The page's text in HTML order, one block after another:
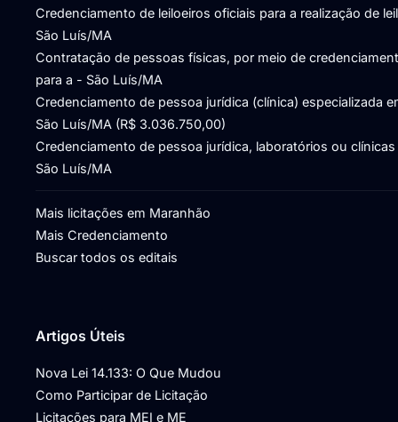
Credenciamento de leiloeiros oficiais para a realização de
São Luís/MA
Contratação de pessoas físicas, por meio de
para a - São Luís/MA
Credenciamento de pessoa jurídica (clínica) especializada
São Luís/MA (R$ 3.036.750,00)
Credenciamento de pessoa jurídica, laboratórios ou
São Luís/MA
Mais licitações em Maranhão
Mais Credenciamento
Buscar todos os editais
Artigos Úteis
Nova Lei 14.133: O Que Mudou
Como Participar de Licitação
Licitações para MEI e ME